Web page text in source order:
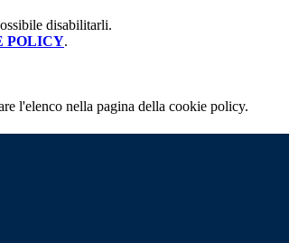
disabilitarli.
POLICY.
l'elenco nella pagina della cookie policy.